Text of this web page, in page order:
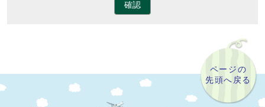
確認
ページの
先頭へ戻る